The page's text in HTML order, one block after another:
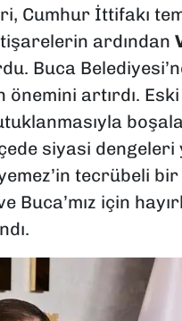
Cumhur İttifakı
ardından
Buca
artırdı.
siyasi
tecrübeli
için